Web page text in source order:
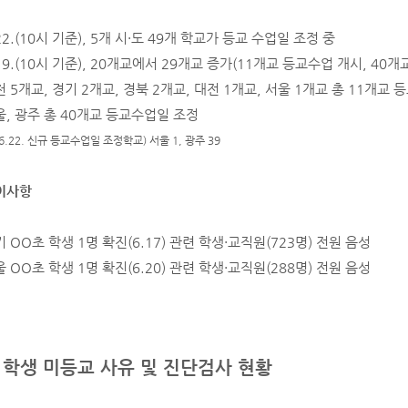
시 기준), 5개 시·도 49개 학교가 등교 수업일 조정 중
시 기준), 20개교에서 29개교 증가(11개교 등교수업 개시, 40개
5개교, 경기 2개교, 경북 2개교, 대전 1개교, 서울 1개교 총 11개교 등
, 광주 총 40개교 등교수업일 조정
신규 등교수업일 조정학교) 서울 1, 광주 39
사항
OO초 학생 1명 확진(6.17) 관련 학생·교직원(723명) 전원 음성
OO초 학생 1명 확진(6.20) 관련 학생·교직원(288명) 전원 음성
생 미등교 사유 및 진단검사 현황